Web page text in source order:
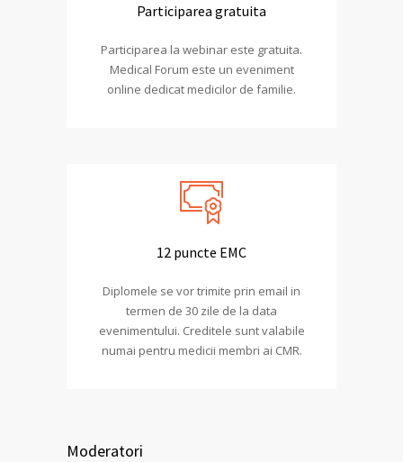
Participarea gratuita
Participarea la webinar este gratuita.
Medical Forum este un eveniment
online dedicat medicilor de familie.
12 puncte EMC
Diplomele se vor trimite prin email in
termen de 30 zile de la data
evenimentului. Creditele sunt valabile
numai pentru medicii membri ai CMR.
Moderatori